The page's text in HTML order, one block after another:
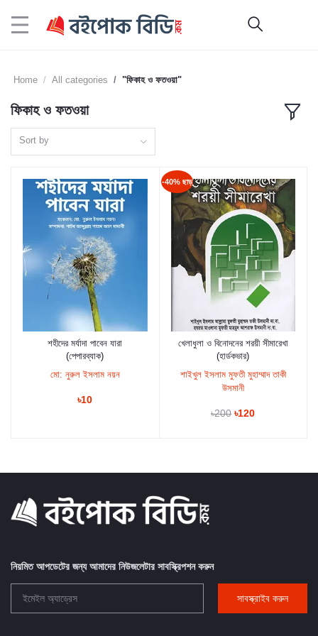
Home All categories "ফিকাহ ও ফতওয়া"
ফিকাহ ও ফতওয়া
Sort by
কার্টে যুক্ত করুন
শহীদের মর্যাদা পাবেন যারা
(পেপারব্যাক)
মো: নুরুল ইসলাম নয়ন
৳10
-40% ছাড়
কার্টে যুক্ত করুন
খেলাধুলা ও বিনোদনের শরয়ী সীমারেখা
(হার্ডকভার)
শাইখুল ইসলাম মুফতী মুহাম্মাদ তাকী
উসমানী
৳200 ৳120
নিয়মিত আপডেটের জন্য আমাদের নিউজলেটার সাবস্ক্রিপশন করুন
সাবস্ক্রাইব করুন